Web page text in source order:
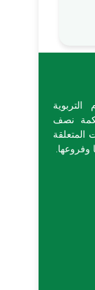
التربوية
نصف
المتعلقة
وفروعها.